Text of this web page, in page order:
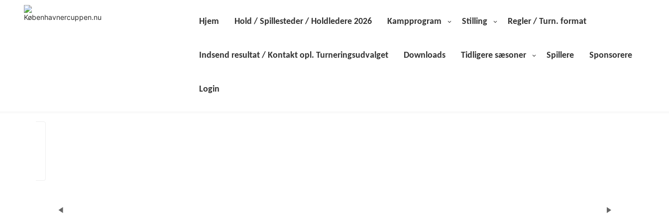
Hjem Hold / Spillesteder / Holdledere 2026 Kampprogram Stilling Regler / Turn. format
Indsend resultat / Kontakt opl. Turneringsudvalget Downloads Tidligere sæsoner Spillere Sponsorere
Login